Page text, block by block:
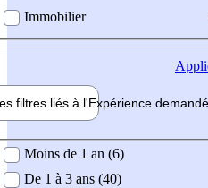
Immobilier
filtres liés à l'Expérience
demandée
Moins de 1 an (6)
De 1 à 3 ans (40)